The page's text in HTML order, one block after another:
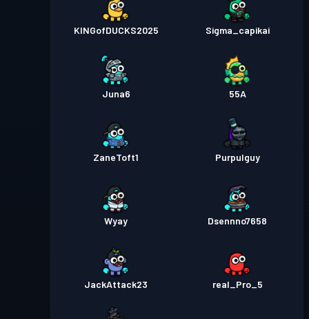
KINGofDUCKS2025 Sigma_capikai
Juna6 55A
ZaneToft1 Purpulguy
Wyay Dsennno7658
JackAttack23 real_Pro_5